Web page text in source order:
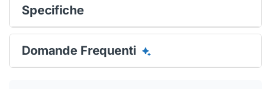
Specifiche
Domande Frequenti